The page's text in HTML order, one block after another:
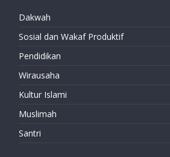
Dakwah
Sosial dan Wakaf Produktif
Pendidikan
Wirausaha
Kultur Islami
Muslimah
Santri